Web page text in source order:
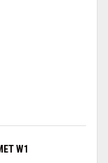
W1